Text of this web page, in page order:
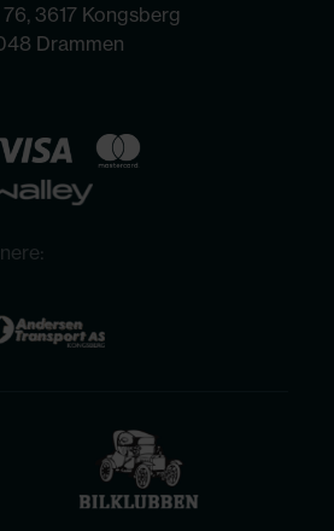
3617 Kongsberg
Drammen